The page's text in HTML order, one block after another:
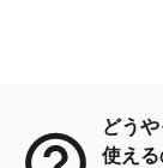
どう
使える